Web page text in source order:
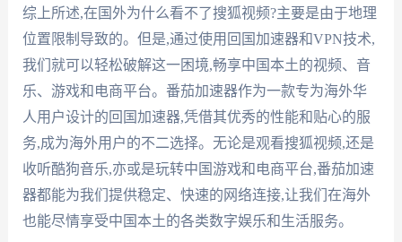
综上所述,在国外为什么看不了搜狐视频?主要是由于地理
位置限制导致的。但是,通过使用回国加速器和VPN技术,
我们就可以轻松破解这一困境,畅享中国本土的视频、音
乐、游戏和电商平台。番茄加速器作为一款专为海外华
人用户设计的回国加速器,凭借其优秀的性能和贴心的服
务,成为海外用户的不二选择。无论是观看搜狐视频,还是
收听酷狗音乐,亦或是玩转中国游戏和电商平台,番茄加速
器都能为我们提供稳定、快速的网络连接,让我们在海外
也能尽情享受中国本土的各类数字娱乐和生活服务。